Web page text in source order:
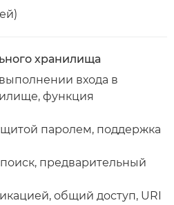
хранилища
входа в
функция
паролем, поддержка
предварительный
общий доступ, URI